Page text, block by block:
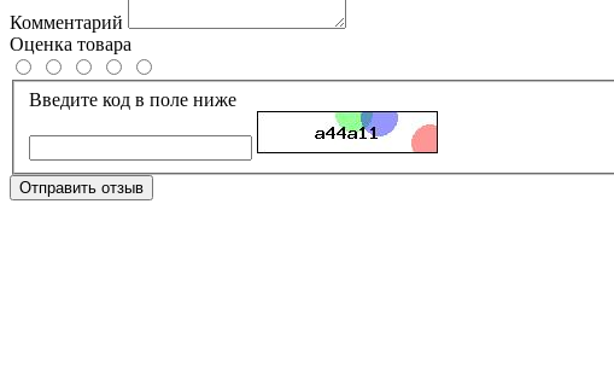
Комментарий
Оценка товара
Введите код в поле ниже
Отправить отзыв